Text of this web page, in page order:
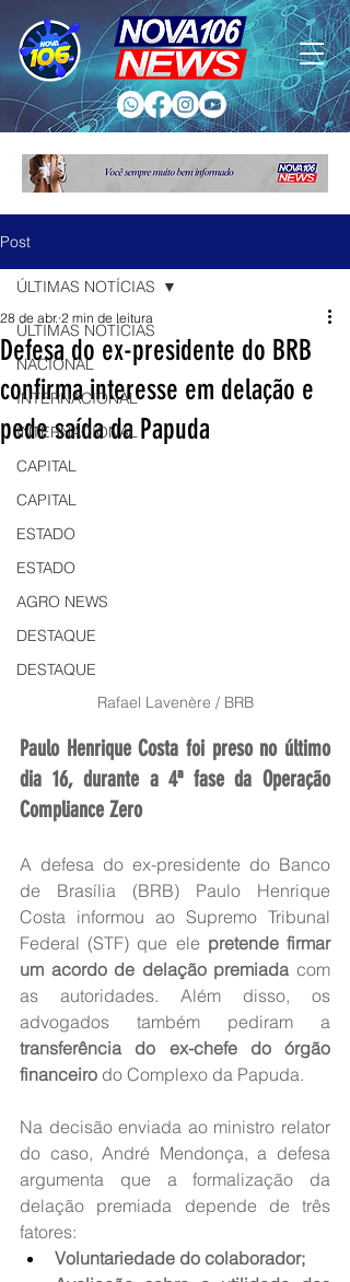
Post
ÚLTIMAS NOTÍCIAS
NACIONAL
INTERNACIONAL
INTERNACIONAL
CAPITAL
CAPITAL
ESTADO
ESTADO
AGRO NEWS
DESTAQUE
DESTAQUE
ÚLTIMAS NOTÍCIAS
Defesa do ex-presidente do BRB
confirma interesse em delação e
pede saída da Papuda
28 de abr. 2 min de leitura
Rafael Lavenère / BRB
Paulo Henrique Costa foi preso no último
dia 16, durante a 4ª fase da Operação
Compliance Zero
A defesa do ex-presidente do Banco
de Brasília (BRB) Paulo Henrique
Costa informou ao Supremo Tribunal
Federal (STF) que ele pretende firmar
um acordo de delação premiada com
as autoridades. Além disso, os
transferência do ex-chefe do órgão
financeiro do Complexo da Papuda.
Na decisão enviada ao ministro relator
do caso, André Mendonça, a defesa
argumenta que a formalização da
delação premiada depende de três
fatores:
Voluntariedade do colaborador;